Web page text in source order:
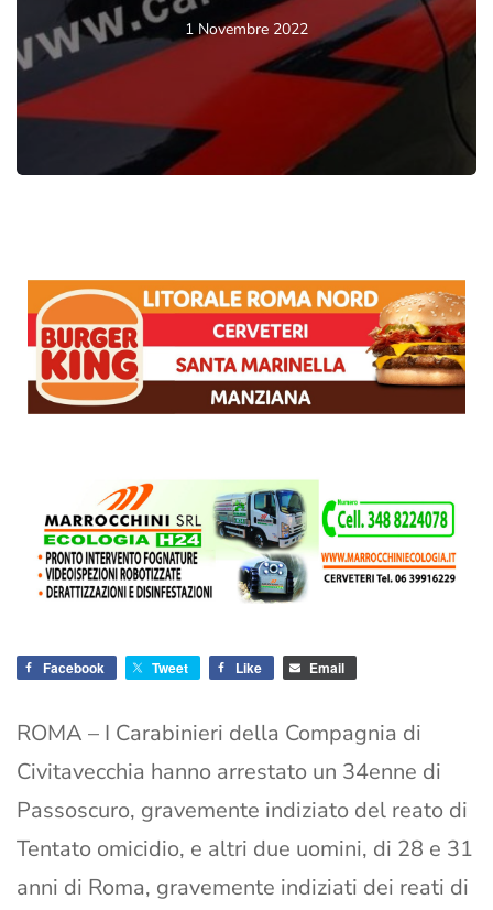
1 Novembre 2022
Facebook Tweet Like Email
ROMA – I Carabinieri della Compagnia di
Civitavecchia hanno arrestato un 34enne di
Passoscuro, gravemente indiziato del reato di
Tentato omicidio, e altri due uomini, di 28 e 31
anni di Roma, gravemente indiziati dei reati di